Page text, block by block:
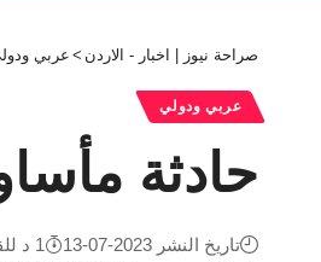
صراحة نيوز | اخبار - الاردن > عربي
عربي ودولي
حادثة
تاريخ النشر 2023-07-13 1 د للقراءة